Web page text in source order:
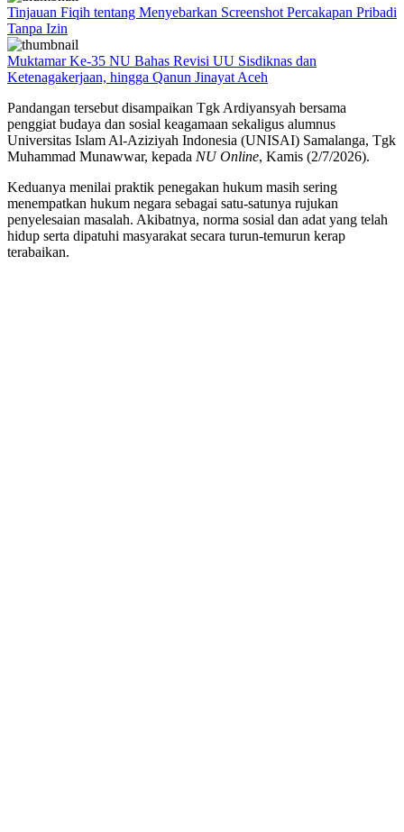
Tinjauan Fiqih tentang Menyebarkan Screenshot Percakapan Pribadi
Tanpa Izin
Muktamar Ke-35 NU Bahas Revisi UU Sisdiknas dan
Ketenagakerjaan, hingga Qanun Jinayat Aceh
Pandangan tersebut disampaikan Tgk Ardiyansyah bersama
penggiat budaya dan sosial keagamaan sekaligus alumnus
Universitas Islam Al-Aziziyah Indonesia (UNISAI) Samalanga, Tgk
Muhammad Munawwar, kepada NU Online, Kamis (2/7/2026).
Keduanya menilai praktik penegakan hukum masih sering
menempatkan hukum negara sebagai satu-satunya rujukan
penyelesaian masalah. Akibatnya, norma sosial dan adat yang telah
hidup serta dipatuhi masyarakat secara turun-temurun kerap
terabaikan.